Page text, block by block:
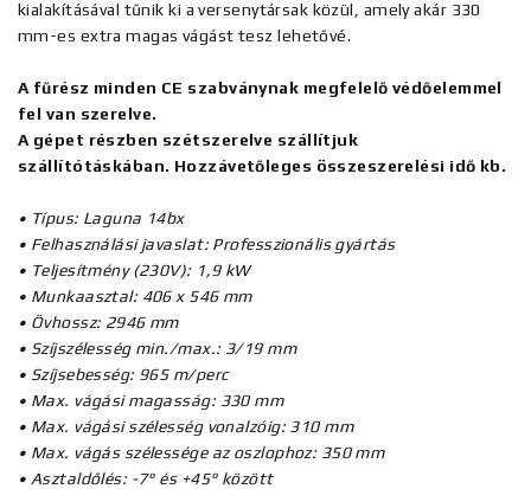
kialakításával tűnik ki a versenytársak közül, amely akár 330
mm-es extra magas vágást tesz lehetővé.
A fűrész minden CE szabványnak megfelelő védőelemmel
fel van szerelve.
A gépet részben szétszerelve szállítjuk
szállítótáskában. Hozzávetőleges összeszerelési idő kb.
• Típus: Laguna 14bx
• Felhasználási javaslat: Professzionális gyártás
• Teljesítmény (230V): 1,9 kW
• Munkaasztal: 406 x 546 mm
• Övhossz: 2946 mm
• Szíjszélesség min./max.: 3/19 mm
• Szíjsebesség: 965 m/perc
• Max. vágási magasság: 330 mm
• Max. vágási szélesség vonalzóig: 310 mm
• Max. vágás szélessége az oszlophoz: 350 mm
• Asztaldőlés: -7° és +45° között